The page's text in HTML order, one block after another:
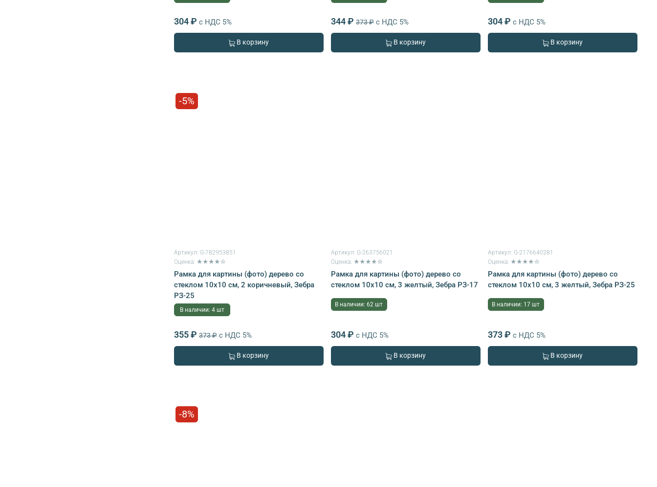
304 ₽ с НДС 5%
В корзину
344 ₽ 373 ₽ с НДС 5%
В корзину
304 ₽ с НДС 5%
В корзину
-5%
Артикул: G-782953851
Оценка: ★★★★☆
Рамка для картины (фото) дерево со
стеклом 10х10 см, 2 коричневый, Зебра
РЗ-25
В наличии: 4 шт
355 ₽ 373 ₽ с НДС 5%
В корзину
Артикул: G-263756021
Оценка: ★★★★☆
Рамка для картины (фото) дерево со
стеклом 10х10 см, 3 желтый, Зебра РЗ-17
В наличии: 62 шт
304 ₽ с НДС 5%
В корзину
Артикул: G-2176640281
Оценка: ★★★★☆
Рамка для картины (фото) дерево со
стеклом 10х10 см, 3 желтый, Зебра РЗ-25
В наличии: 17 шт
373 ₽ с НДС 5%
В корзину
-8%